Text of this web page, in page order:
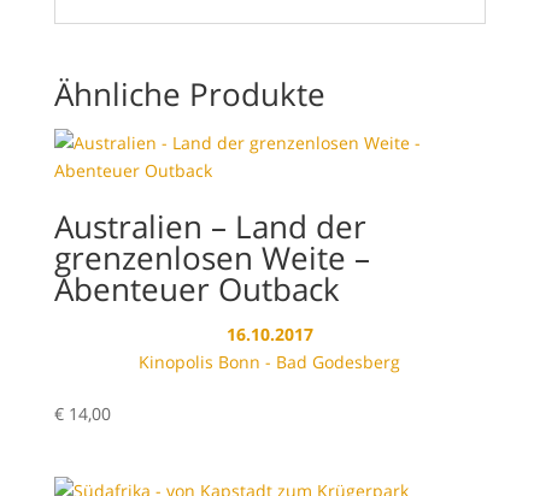
Ähnliche Produkte
Australien – Land der
grenzenlosen Weite –
Abenteuer Outback
16.10.2017
Kinopolis Bonn - Bad Godesberg
€14,00